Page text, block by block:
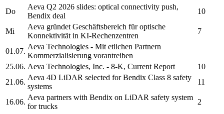
Do
Aeva Q2 2026 slides: optical connectivity push,
Bendix deal
10
Mi
Aeva gründet Geschäftsbereich für optische
Konnektivität in KI-Rechenzentren
7
01.07.
Aeva Technologies - Mit etlichen Partnern
Kommerzialisierung vorantreiben
25.06. Aeva Technologies, Inc. - 8-K, Current Report
10
21.06.
Aeva 4D LiDAR selected for Bendix Class 8 safety
systems
11
16.06.
Aeva partners with Bendix on LiDAR safety system
for trucks
2